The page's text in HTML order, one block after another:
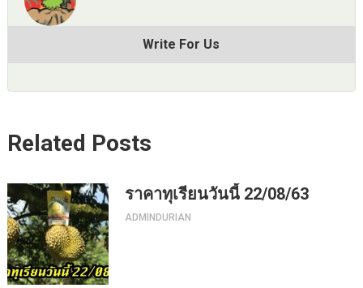
Write For Us
Related Posts
ราคาทุเรียนวันนี้ 22/08/63
ADMINDURIAN